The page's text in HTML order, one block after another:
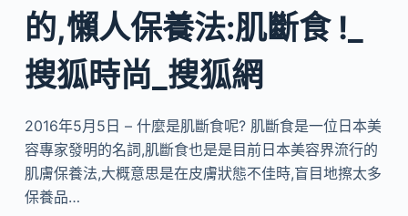
的,懶人保養法:肌斷食 !_
搜狐時尚_搜狐網
2016年5月5日 – 什麼是肌斷食呢? 肌斷食是一位日本美
容專家發明的名詞,肌斷食也是是目前日本美容界流行的
肌膚保養法,大概意思是在皮膚狀態不佳時,盲目地擦太多
保養品…